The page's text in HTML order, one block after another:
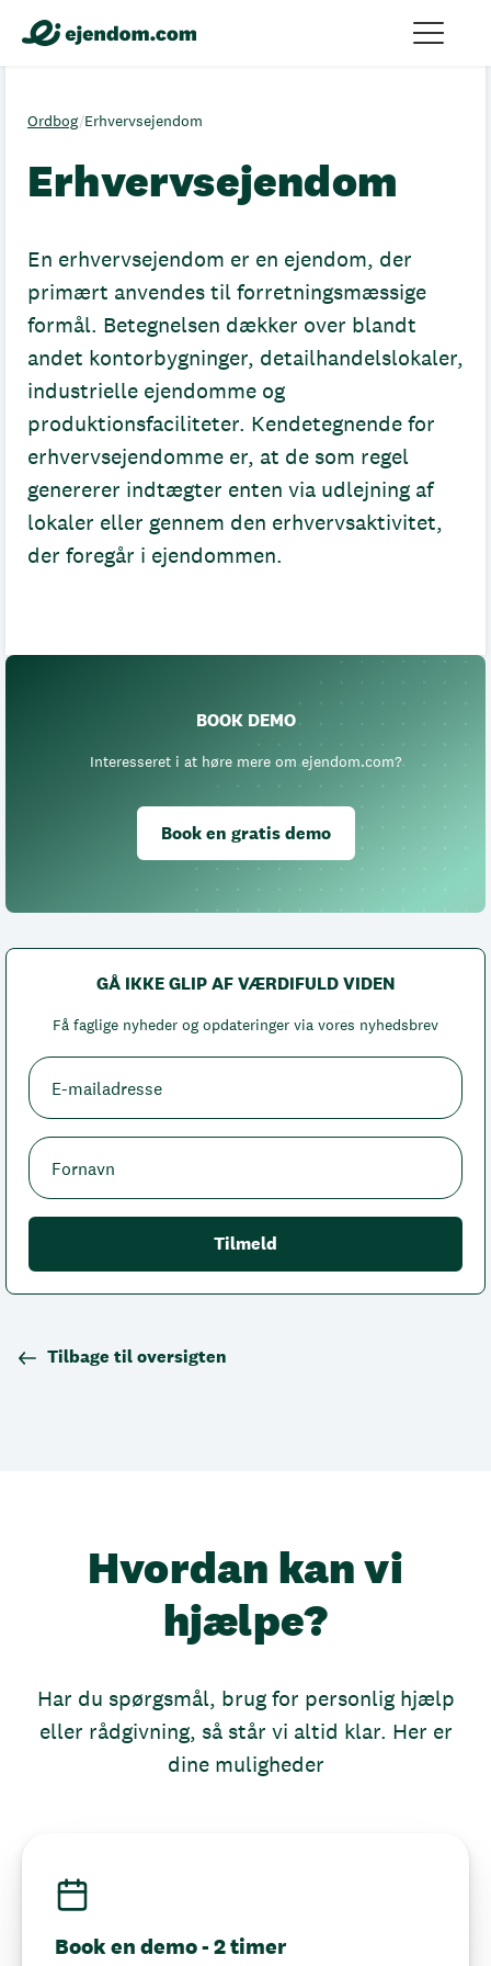
Ordbog/Erhvervsejendom
Erhvervsejendom
En erhvervsejendom er en ejendom, der
primært anvendes til forretningsmæssige
formål. Betegnelsen dækker over blandt
andet kontorbygninger, detailhandelslokaler,
industrielle ejendomme og
produktionsfaciliteter. Kendetegnende for
erhvervsejendomme er, at de som regel
genererer indtægter enten via udlejning af
lokaler eller gennem den erhvervsaktivitet,
der foregår i ejendommen.
BOOK DEMO
Interesseret i at høre mere om ejendom.com?
Book en gratis demo
GÅ IKKE GLIP AF VÆRDIFULD VIDEN
Få faglige nyheder og opdateringer via vores nyhedsbrev
Tilbage til oversigten
Hvordan kan vi
hjælpe?
Har du spørgsmål, brug for personlig hjælp
eller rådgivning, så står vi altid klar. Her er
dine muligheder
Book en demo - 2 timer